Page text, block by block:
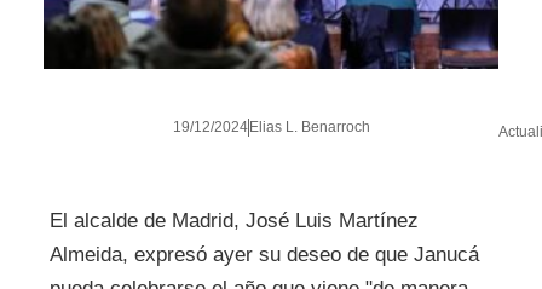
19/12/2024 Elias L. Benarroch
El alcalde de Madrid, José Luis Martínez
Almeida, expresó ayer su deseo de que Janucá